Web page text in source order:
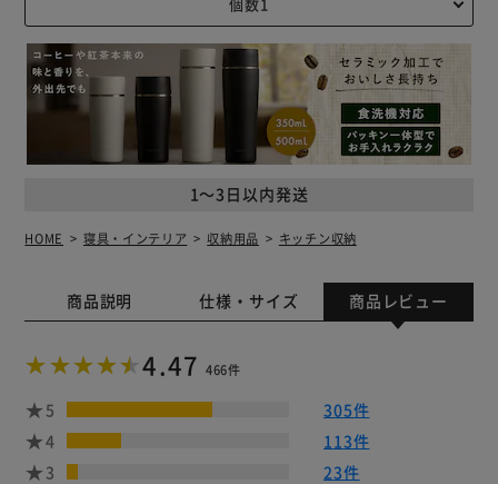
1～3日以内発送
HOME 寝具・インテリア 収納用品 キッチン収納
商品説明 仕様・サイズ 商品レビュー
4.47 466件
5
305件
4
113件
3
23件